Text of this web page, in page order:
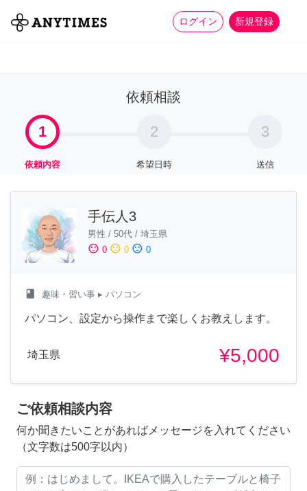
ログイン 新規登録
全て 家事 more_horiz
依頼相談
1
依頼内容
2
希望日時
3
送信
手伝人3
男性 / 50代 / 埼玉県
sentiment_satisfied 0 sentiment_neutral 0 sentiment_dissatisfied 0
class 趣味・習い事 ▸ パソコン
パソコン、設定から操作まで楽しくお教えします。
埼玉県 ¥5,000
ご依頼相談内容
何か聞きたいことがあればメッセージを入れてください
（文字数は500字以内）